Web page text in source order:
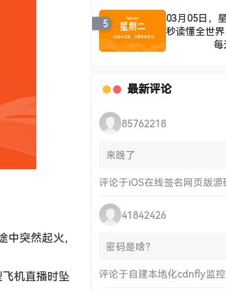
突然起火，
机直播时坠
5
03月05日，
秒读懂全世界
最新评论
85762218
来晚了
评论于iOS在线签名网页版源
41842426
密码是啥？
评论于自建本地化cdnfly监